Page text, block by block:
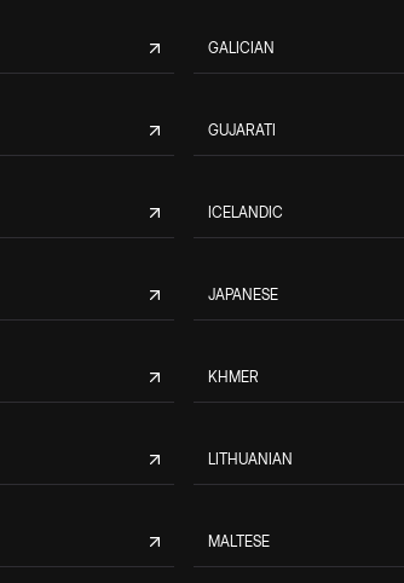
GALICIAN
GUJARATI
ICELANDIC
JAPANESE
KHMER
LITHUANIAN
MALTESE